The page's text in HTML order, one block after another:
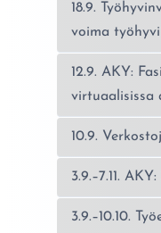
18.9.
voima
12.9. AKY:
virtuaalisissa
10.9.
3.9.–7.11.
3.9.–10.10.